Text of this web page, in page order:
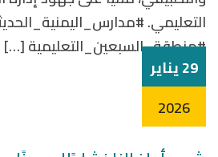
التعليمي.
#منطقة_السبعين_التعليمية […]
29 يناير
2026